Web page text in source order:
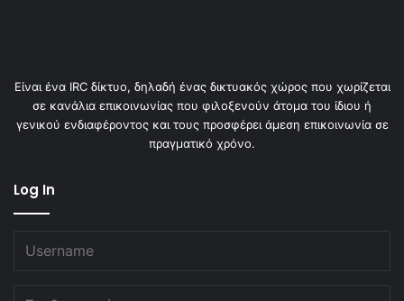
Είναι ένα IRC δίκτυο, δηλαδή ένας δικτυακός χώρος που χωρίζεται
σε κανάλια επικοινωνίας που φιλοξενούν άτομα του ίδιου ή
γενικού ενδιαφέροντος και τους προσφέρει άμεση επικοινωνία σε
πραγματικό χρόνο.
Log In